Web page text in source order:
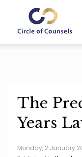
The
Years
Monday, 2 January